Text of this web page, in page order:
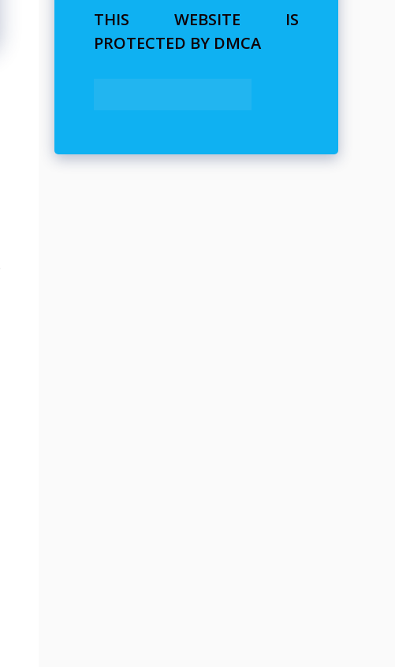
THIS WEBSITE IS
PROTECTED BY DMCA